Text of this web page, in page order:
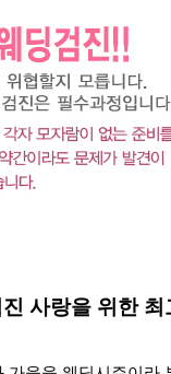
사랑을 위한 최